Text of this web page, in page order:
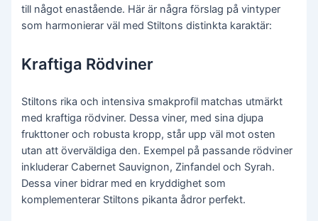
till något enastående. Här är några förslag på vintyper
som harmonierar väl med Stiltons distinkta karaktär:
Kraftiga Rödviner
Stiltons rika och intensiva smakprofil matchas utmärkt
med kraftiga rödviner. Dessa viner, med sina djupa
frukttoner och robusta kropp, står upp väl mot osten
utan att överväldiga den. Exempel på passande rödviner
inkluderar Cabernet Sauvignon, Zinfandel och Syrah.
Dessa viner bidrar med en kryddighet som
komplementerar Stiltons pikanta ådror perfekt.